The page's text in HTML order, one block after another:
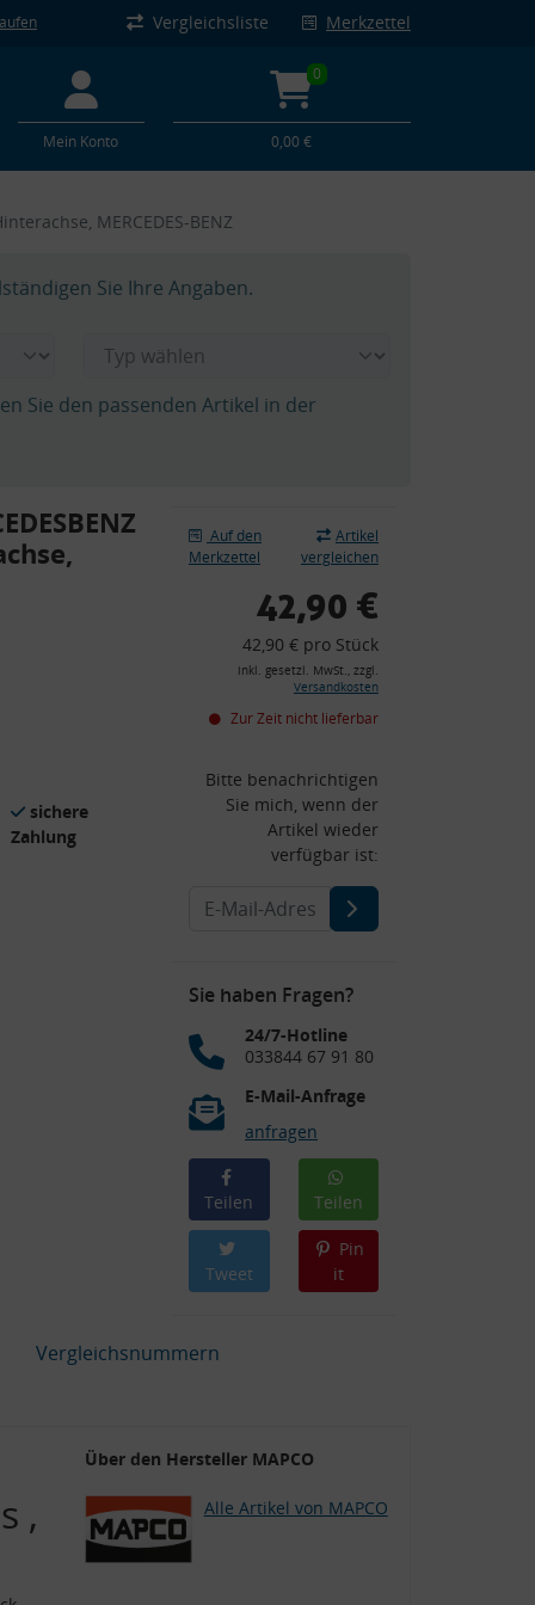
Vergleichsliste Merkzettel
Mein Konto
0
0,00 €
MERCEDES-BENZ
Sie Ihre Angaben.
Sie den passenden Artikel in der
sichere
Zahlung
Auf den
Merkzettel
Artikel
vergleichen
42,90 €
42,90 € pro Stück
inkl. gesetzl. MwSt., zzgl.
Versandkosten
Zur Zeit nicht lieferbar
Bitte benachrichtigen
Sie mich, wenn der
Artikel wieder
verfügbar ist:
Sie haben Fragen?
24/7-Hotline
033844 67 91 80
E-Mail-Anfrage
anfragen
Teilen Teilen
Tweet
Pin
it
Vergleichsnummern
,
Über den Hersteller MAPCO
Alle Artikel von MAPCO